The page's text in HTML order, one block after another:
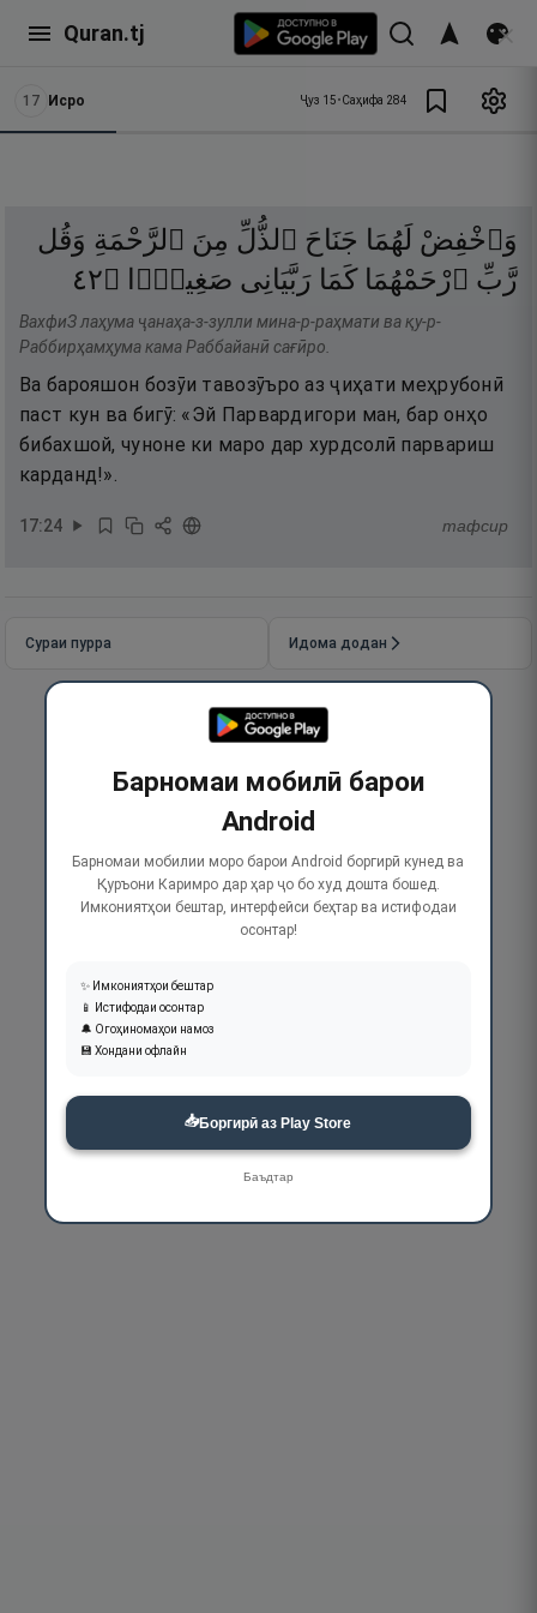
Quran.tj
17 Исро Ҷуз 15•Саҳифа 284
وَٱخْفِضْ لَهُمَا جَنَاحَ ٱلذُّلِّ مِنَ ٱلرَّحْمَةِ وَقُل
رَّبِّ ٱرْحَمْهُمَا كَمَا رَبَّيَانِى صَغِيرًۭا ۝٢٤
ВахфиЗ лаҳума ҷанаҳа-з-зулли мина-р-раҳмати ва қу-р-
Раббирҳамҳума кама Раббайанӣ сағӣро.
Ва барояшон бозӯи тавозӯъро аз ҷиҳати меҳрубонӣ
паст кун ва бигӯ: «Эй Парвардигори ман, бар онҳо
бибахшой, чуноне ки маро дар хурдсолӣ парвариш
карданд!».
17:24 тафсир
Сураи пурра Идома додан
Барномаи мобилӣ барои
Android
Барномаи мобилии моро барои Android боргирӣ кунед ва
Қуръони Каримро дар ҳар ҷо бо худ дошта бошед.
Имкониятҳои бештар, интерфейси беҳтар ва истифодаи
осонтар!
✨ Имкониятҳои бештар
📱 Истифодаи осонтар
🔔 Огоҳиномаҳои намоз
💾 Хондани офлайн
📥Боргирӣ аз Play Store
Баъдтар